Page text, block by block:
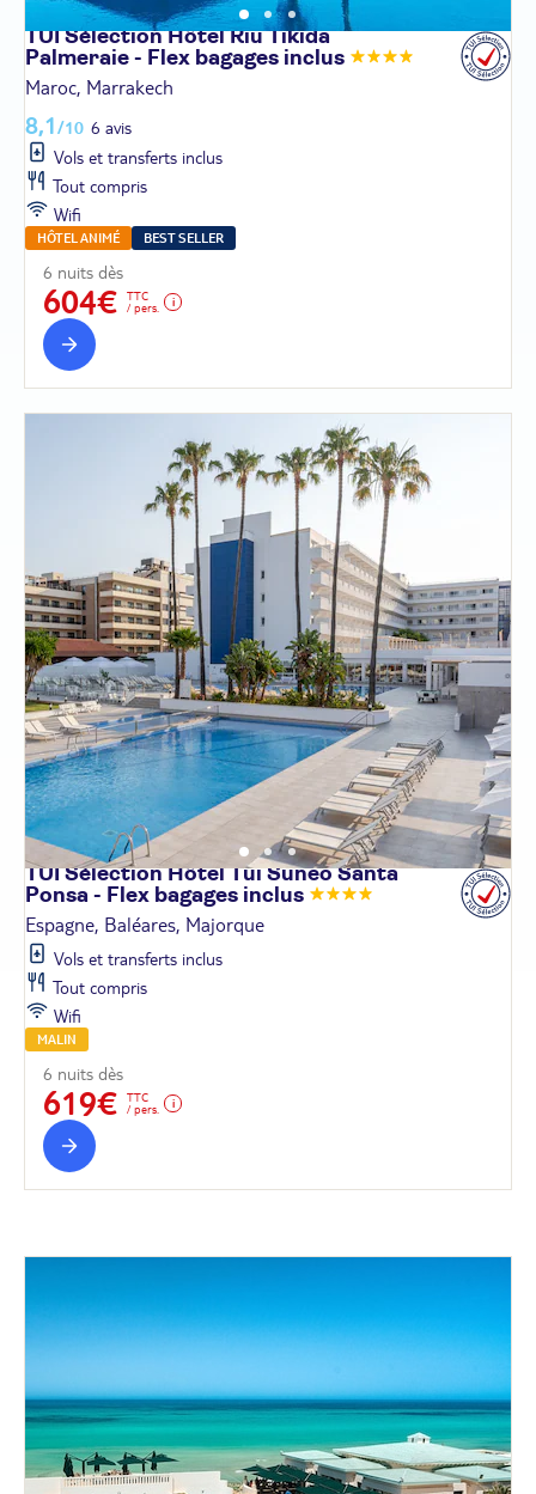
TUI Sélection Hôtel Riu Tikida
Palmeraie - Flex bagages inclus
Maroc, Marrakech
8,1/10 6 avis
Vols et transferts inclus
Tout compris
Wifi
HÔTEL ANIMÉ BEST SELLER
6 nuits dès
604€
TTC
/ pers.
TUI Sélection Hôtel Tui Suneo Santa
Ponsa - Flex bagages inclus
Espagne, Baléares, Majorque
Vols et transferts inclus
Tout compris
Wifi
MALIN
6 nuits dès
619€
TTC
/ pers.